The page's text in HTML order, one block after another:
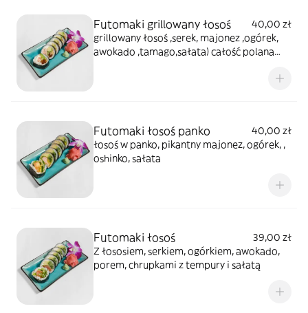
Futomaki grillowany łosoś
40,00 zł
grillowany łosoś ,serek, majonez ,ogórek,
awokado ,tamago,sałata) całość polana
Futomaki łosoś panko
40,00 zł
łosoś w panko, pikantny majonez, ogórek, ,
oshinko, sałata
Futomaki łosoś
39,00 zł
Z łososiem, serkiem, ogórkiem, awokado,
porem, chrupkami z tempury i sałatą